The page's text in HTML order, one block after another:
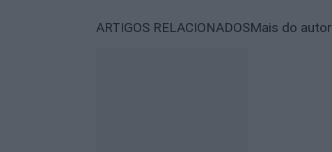
ARTIGOS RELACIONADOSMais do autor